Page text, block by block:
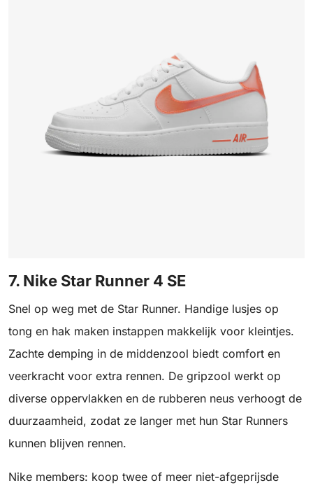
7. Nike Star Runner 4 SE
Snel op weg met de Star Runner. Handige lusjes op
tong en hak maken instappen makkelijk voor kleintjes.
Zachte demping in de middenzool biedt comfort en
veerkracht voor extra rennen. De gripzool werkt op
diverse oppervlakken en de rubberen neus verhoogt de
duurzaamheid, zodat ze langer met hun Star Runners
kunnen blijven rennen.
Nike members: koop twee of meer niet-afgeprijsde